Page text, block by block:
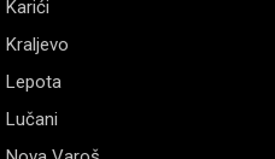
Karići
Kraljevo
Lepota
Lučani